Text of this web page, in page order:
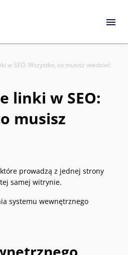
w SEO: Wszystko, co musisz wiedzieć
linki w SEO:
musisz
prowadzą z jednej strony
samej witrynie.
systemu wewnętrznego